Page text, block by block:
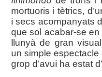
mortuoris i tètrics,
i secs acompanyats
que sol acabar-se
llunyà de gran
un simple espectacle
grop d’avui ha estat